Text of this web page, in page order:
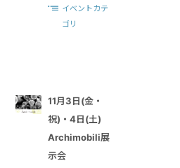
イベントカテ
ゴリ
11月3日(金・
祝)・4日(土)
Archimobili展
示会